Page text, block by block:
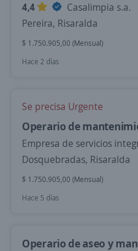
4,4
Casalimpia s.a.
Pereira, Risaralda
$ 1.750.905,00 (Mensual)
Hace 2 días
Se precisa Urgente
Operario de
Empresa de servicios
Dosquebradas, Risaralda
$ 1.750.905,00 (Mensual)
Hace 5 días
Operario de aseo y